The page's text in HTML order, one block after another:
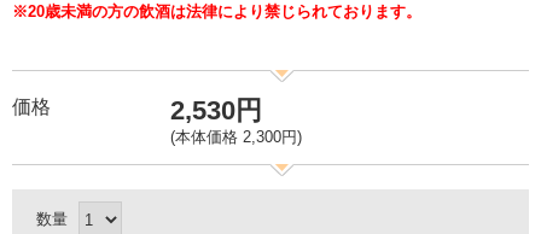
※20歳未満の方の飲酒は法律により禁じられております。
価格 2,530円
(本体価格 2,300円)
数量